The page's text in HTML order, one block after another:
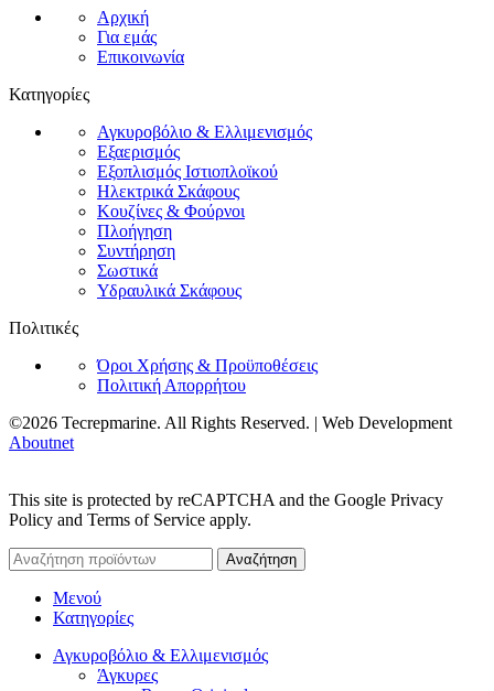
Αρχική
Για εμάς
Επικοινωνία
Κατηγορίες
Αγκυροβόλιο & Ελλιμενισμός
Εξαερισμός
Εξοπλισμός Ιστιοπλοϊκού
Ηλεκτρικά Σκάφους
Κουζίνες & Φούρνοι
Πλοήγηση
Συντήρηση
Σωστικά
Υδραυλικά Σκάφους
Πολιτικές
Όροι Χρήσης & Προϋποθέσεις
Πολιτική Απορρήτου
©2026 Tecrepmarine. All Rights Reserved. | Web Development
Aboutnet
This site is protected by reCAPTCHA and the Google Privacy
Policy and Terms of Service apply.
Αναζήτηση
Μενού
Κατηγορίες
Αγκυροβόλιο & Ελλιμενισμός
Άγκυρες